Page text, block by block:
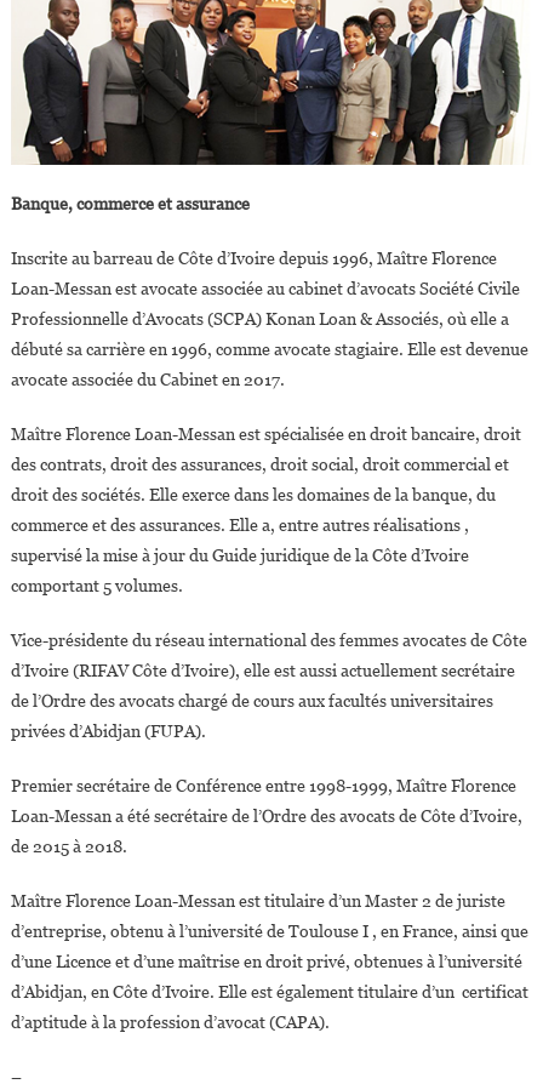
Banque, commerce et assurance
Inscrite au barreau de Côte d’Ivoire depuis 1996, Maître Florence
Loan-Messan est avocate associée au cabinet d’avocats Société Civile
Professionnelle d’Avocats (SCPA) Konan Loan & Associés, où elle a
débuté sa carrière en 1996, comme avocate stagiaire. Elle est devenue
avocate associée du Cabinet en 2017.
Maître Florence Loan-Messan est spécialisée en droit bancaire, droit
des contrats, droit des assurances, droit social, droit commercial et
droit des sociétés. Elle exerce dans les domaines de la banque, du
commerce et des assurances. Elle a, entre autres réalisations ,
supervisé la mise à jour du Guide juridique de la Côte d’Ivoire
comportant 5 volumes.
Vice-présidente du réseau international des femmes avocates de Côte
d’Ivoire (RIFAV Côte d’Ivoire), elle est aussi actuellement secrétaire
de l’Ordre des avocats chargé de cours aux facultés universitaires
privées d’Abidjan (FUPA).
Premier secrétaire de Conférence entre 1998-1999, Maître Florence
Loan-Messan a été secrétaire de l’Ordre des avocats de Côte d’Ivoire,
de 2015 à 2018.
Maître Florence Loan-Messan est titulaire d’un Master 2 de juriste
d’entreprise, obtenu à l’université de Toulouse I , en France, ainsi que
d’une Licence et d’une maîtrise en droit privé, obtenues à l’université
d’Abidjan, en Côte d’Ivoire. Elle est également titulaire d’un certificat
d’aptitude à la profession d’avocat (CAPA).
–